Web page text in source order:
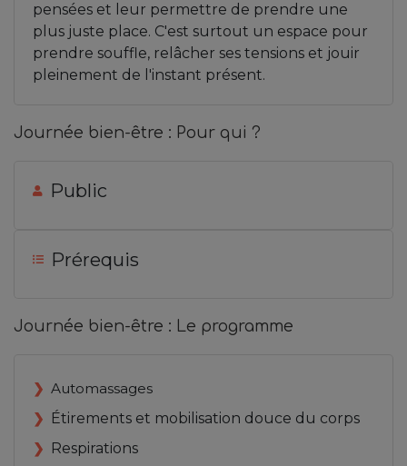
pensées et leur permettre de prendre une
plus juste place. C'est surtout un espace pour
prendre souffle, relâcher ses tensions et jouir
pleinement de l'instant présent.
Journée bien-être : Pour qui ?
Public
Prérequis
Journée bien-être : Le programme
Automassages
Étirements et mobilisation douce du corps
Respirations